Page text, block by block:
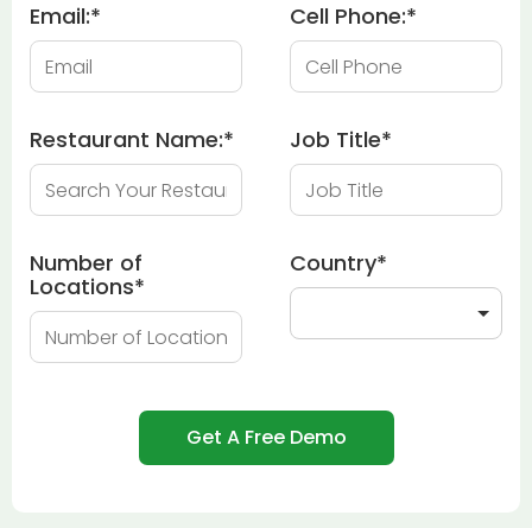
Email:* Cell Phone:*
Restaurant Name:* Job Title*
Number of
Locations*
Country*